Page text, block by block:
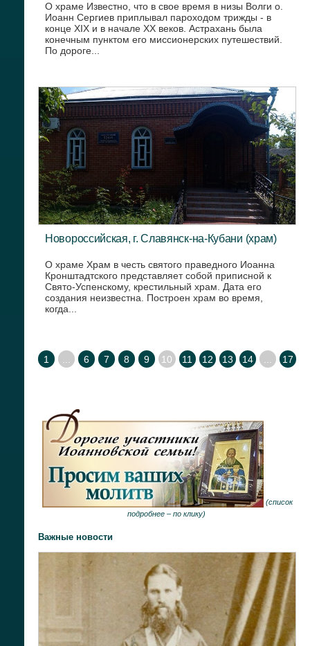
О храме Известно, что в свое время в низы Волги о.
Иоанн Сергиев приплывал пароходом трижды - в
конце ХIХ и в начале ХХ веков. Астрахань была
конечным пунктом его миссионерских путешествий.
По дороге...
Новороссийская, г. Славянск-на-Кубани (храм)
О храме Храм в честь святого праведного Иоанна
Кронштадтского представляет собой приписной к
Свято-Успенскому, крестильный храм. Дата его
создания неизвестна. Построен храм во время,
когда...
1 6 7 8 9 10 11 12 13 14 17
(список
подробнее – по клику)
Важные новости